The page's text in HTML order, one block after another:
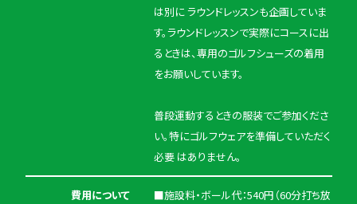
は別に ラウンドレッスンも企画していま
す。ラウンドレッスンで実際にコースに出
るときは、専用のゴルフシューズの着用
をお願いしています。
普段運動するときの服装でご参加くださ
い。特にゴルフウェアを準備していただく
必要 はありません。
費用について
■施設料・ボール代：540円（60分打ち放